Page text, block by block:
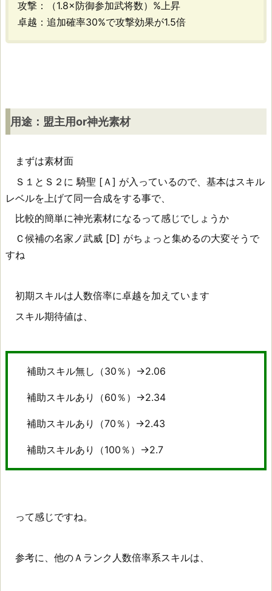
鬼
火
用
途：
盟
主
o
r
光
素
材
攻撃：（1.8×防御参加武将数）%上昇
卓越：追加確率30%で攻撃効果が1.5倍
用途：盟主用or神光素材
まずは素材面
Ｓ１とＳ２に 騎聖 [Ａ] が入っているので、基本はスキル
レベルを上げて同一合成をする事で、
比較的簡単に神光素材になるって感じでしょうか
Ｃ候補の名家ノ武威 [D] がちょっと集めるの大変そうで
すね
初期スキルは人数倍率に卓越を加えています
スキル期待値は、
補助スキル無し（30％）→2.06
補助スキルあり（60％）→2.34
補助スキルあり（70％）→2.43
補助スキルあり（100％）→2.7
って感じですね。
参考に、他のＡランク人数倍率系スキルは、